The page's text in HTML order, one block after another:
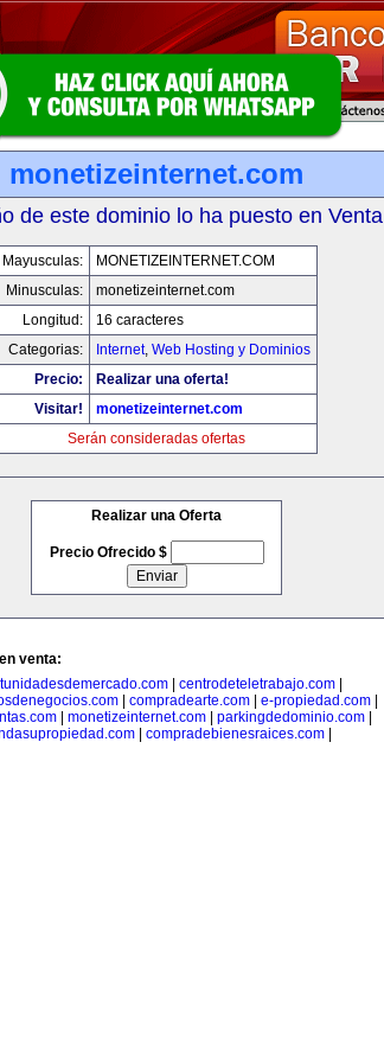
monetizeinternet.com
de este dominio lo ha puesto en Venta
Mayusculas:
MONETIZEINTERNET.COM
Minusculas:
monetizeinternet.com
Longitud:
16 caracteres
Categorias:
Internet, Web Hosting y Dominios
Precio:
Realizar una oferta!
Visitar!
monetizeinternet.com
Serán consideradas ofertas
Realizar una Oferta
Precio Ofrecido $
venta:
centrodeteletrabajo.com
| compradearte.com| e-propiedad.com|
| monetizeinternet.com| parkingdedominio.com|
| compradebienesraices.com|